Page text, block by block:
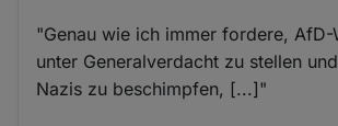
"Genau wie ich immer fordere, AfD-
unter Generalverdacht zu stellen
Nazis zu beschimpfen, [...]"